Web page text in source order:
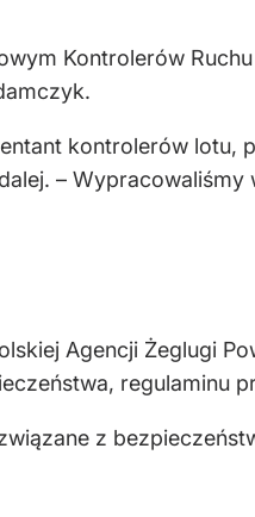
Kontrolerów
kontrolerów
– Wypracowaliśmy
Agencji Żeglugi
regulaminu
z